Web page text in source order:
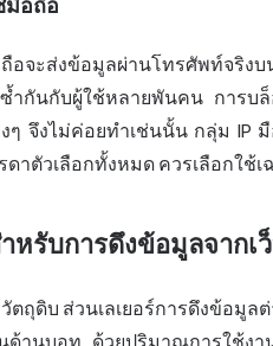
มือถือ
อจะส่งข้อมูลผ่านโทรศัพท์จริงบ
ำกันกับผู้ใช้หลายพันคน การบ
งๆ จึงไม่ค่อยทำเช่นนั้น กลุ่ม IP
าตัวเลือกทั้งหมด ควรเลือกใช้เ
หรับการดึงข้อมูลจาก
ตถุดิบ ส่วนเลเยอร์การดึงข้อมู